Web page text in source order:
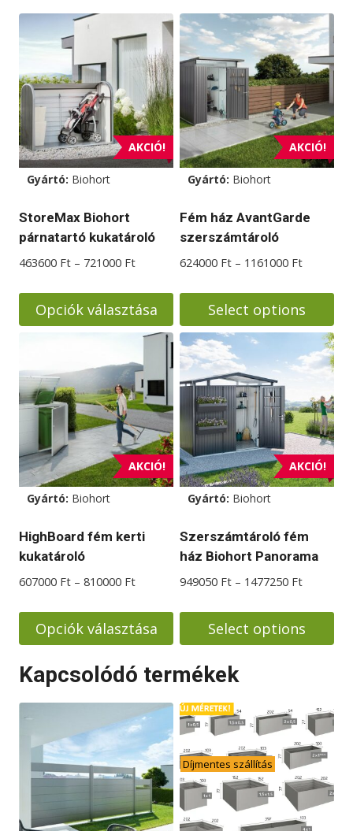
AKCIÓ!
Gyártó: Biohort
StoreMax Biohort
párnatartó kukatároló
463600 Ft – 721000 FtÁrtartomány:
-
721000 Ft
Opciók választása
terméknek
több
variációja
van.
A
változatok
termékoldalon
választhatók
AKCIÓ!
Gyártó: Biohort
Fém ház AvantGarde
szerszámtároló
624000 Ft – 1161000 Ft
-
1161000
Select options
Ennek
a
terméknek
több
variációja
van.
A
változatok
termékoldalon
választhatók
AKCIÓ!
Gyártó: Biohort
HighBoard fém kerti
kukatároló
607000 Ft – 810000 FtÁrtartomány:
-
810000 Ft
Opciók választása
a
több
variációja
van.
változatok
a
AKCIÓ!
Gyártó: Biohort
Szerszámtároló fém
ház Biohort Panorama
949050 Ft – 1477250 Ft
-
1477250
Select options
a
több
variációja
van.
A
változatok
a
Kapcsolódó termékek
Díjmentes szállítás